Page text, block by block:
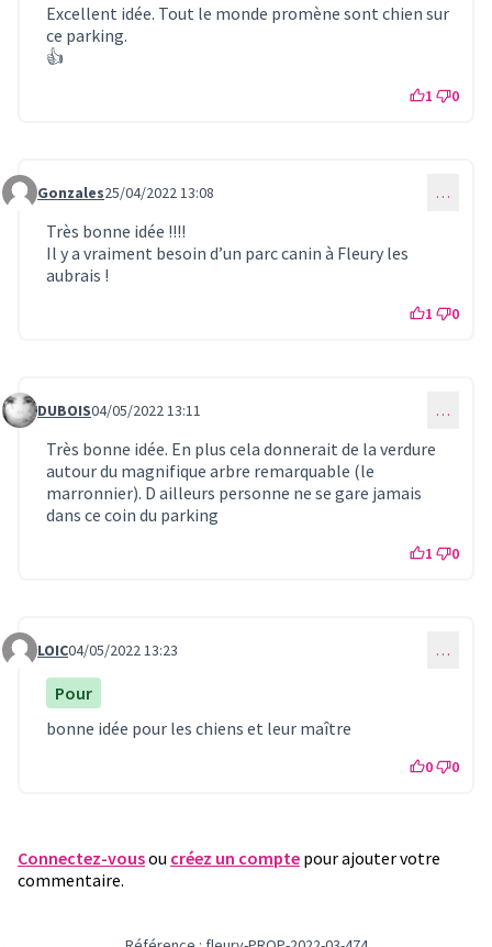
Excellent idée. Tout le monde promène sont chien sur
ce parking.
👍
1 0
Commentaire 616
Gonzales25/04/2022 13:08 …
Très bonne idée !!!!
Il y a vraiment besoin d’un parc canin à Fleury les
aubrais !
1 0
Commentaire 617
DUBOIS04/05/2022 13:11 …
Très bonne idée. En plus cela donnerait de la verdure
autour du magnifique arbre remarquable (le
marronnier). D ailleurs personne ne se gare jamais
dans ce coin du parking
1 0
Commentaire 620
LOIC04/05/2022 13:23 …
Pour
bonne idée pour les chiens et leur maître
0 0
Connectez-vousou créez un compte pour ajouter votre
commentaire.